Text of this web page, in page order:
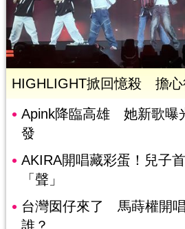
HIGHLIGHT掀回憶殺 擔心
Apink降臨高雄 她新歌曝
發
AKIRA開唱藏彩蛋！兒子
「聲」
台灣囡仔來了 馬蒔權開
誰？